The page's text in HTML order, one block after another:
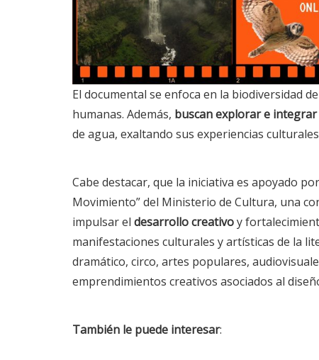
El documental se enfoca en la biodiversidad
humanas. Además, buscan explorar e
de agua, exaltando sus experiencias
Cabe destacar, que la iniciativa es apoyado
Movimiento” del Ministerio de Cultura, una
impulsar el desarrollo creativoy
manifestaciones culturales y artísticas de la
dramático, circo, artes populares,
emprendimientos creativos asociados al
También le puede interesar: